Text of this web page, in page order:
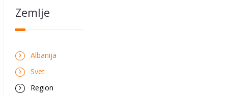
Zemlje
Albanija
Svet
Region